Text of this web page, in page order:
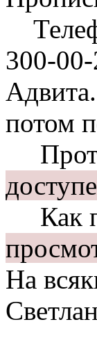
300-
потом
Как
На